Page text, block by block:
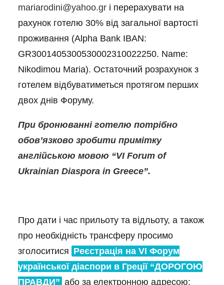
mariarodini@yahoo.gr і перерахувати на
рахунок готелю 30% від загальної вартості
проживання (Alpha Bank IBAN:
GR3001405300530002310022250. Name:
Nikodimou Maria). Остаточний розрахунок з
готелем відбуватиметься протягом перших
двох днів Форуму.
При бронюванні готелю потрібно
обов’язково зробити примітку
англійською мовою “VIForum of
Ukrainian Diaspora in Greece”.
Про дати і час прильоту та відльоту, а також
про необхідність трансферу просимо
зголоситися Реєстрація на VІ Форум
української діаспори в Греції “ДОРОГОЮ
ПРАВДИ” або за електронною адресою: